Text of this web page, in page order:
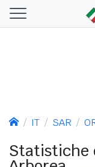
IT SAR
Statistiche